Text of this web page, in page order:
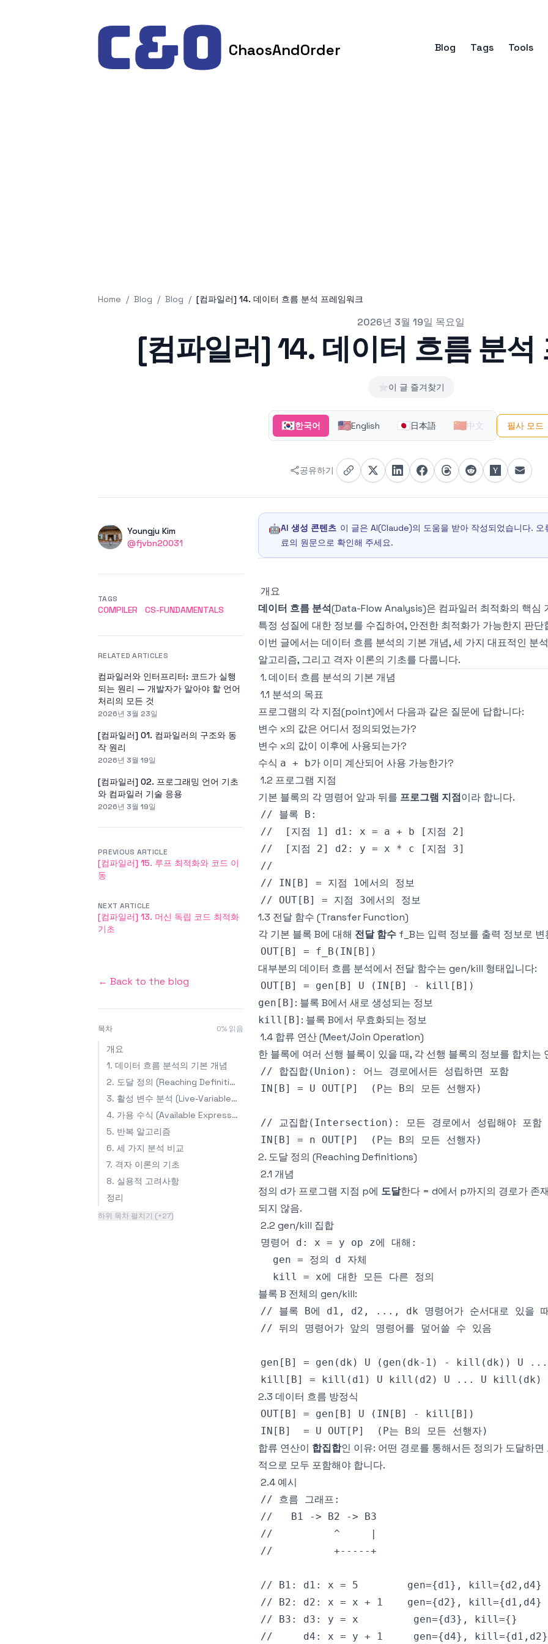
ChaosAndOrder Blog Tags Tools
Home / Blog / Blog / [컴파일러] 14. 데이터 흐름 분석 프레임워크
2026년 3월 19일 목요일
[컴파일러] 14. 데이터 흐름 분석
⭐이 글 즐겨찾기
🇰🇷한국어 🇺🇸English 🇯🇵日本語 🇨🇳中文 필사 모드
공유하기
AuthorsName
Youngju Kim
Twitter
@fjvbn20031
🤖AI 생성 콘텐츠 이 글은 AI(Claude)의 도움을 받아 작성되었습니다.
료의 원문으로 확인해 주세요.
개요
데이터 흐름 분석(Data-Flow Analysis)은 컴파일러 최적화의 핵심
특정 성질에 대한 정보를 수집하여, 안전한 최적화가 가능한지 판단
이번 글에서는 데이터 흐름 분석의 기본 개념, 세 가지 대표적인 분
알고리즘, 그리고 격자 이론의 기초를 다룹니다.
1. 데이터 흐름 분석의 기본 개념
1.1 분석의 목표
프로그램의 각 지점(point)에서 다음과 같은 질문에 답합니다:
변수 x의 값은 어디서 정의되었는가?
변수 x의 값이 이후에 사용되는가?
수식 a + b가 이미 계산되어 사용 가능한가?
1.2 프로그램 지점
기본 블록의 각 명령어 앞과 뒤를 프로그램 지점이라 합니다.
1.3 전달 함수 (Transfer Function)
각 기본 블록 B에 대해 전달 함수 f_B는 입력 정보를 출력 정보로 변
대부분의 데이터 흐름 분석에서 전달 함수는 gen/kill 형태입니다:
gen[B] : 블록 B에서 새로 생성되는 정보
kill[B] : 블록 B에서 무효화되는 정보
1.4 합류 연산 (Meet/Join Operation)
한 블록에 여러 선행 블록이 있을 때, 각 선행 블록의 정보를 합치는
2. 도달 정의 (Reaching Definitions)
2.1 개념
정의 d가 프로그램 지점 p에 도달한다 = d에서 p까지의 경로가 존
되지 않음.
2.2 gen/kill 집합
블록 B 전체의 gen/kill:
2.3 데이터 흐름 방정식
합류 연산이 합집합인 이유: 어떤 경로를 통해서든 정의가 도달하
적으로 모두 포함해야 합니다.
2.4 예시
TAGS
COMPILER CS-FUNDAMENTALS
RELATED ARTICLES
컴파일러와 인터프리터: 코드가 실행
되는 원리 — 개발자가 알아야 할 언어
처리의 모든 것
2026년 3월 23일
[컴파일러] 01. 컴파일러의 구조와 동
작 원리
2026년 3월 19일
[컴파일러] 02. 프로그래밍 언어 기초
와 컴파일러 기술 응용
2026년 3월 19일
PREVIOUS ARTICLE
[컴파일러] 15. 루프 최적화와 코드 이
동
NEXT ARTICLE
[컴파일러] 13. 머신 독립 코드 최적화
기초
← Back to the blog
목차 0% 읽음
개요
1. 데이터 흐름 분석의 기본 개념
2. 도달 정의 (Reaching Definitions)
3. 활성 변수 분석 (Live-Variable Analysis)
4. 가용 수식 (Available Expressions)
5. 반복 알고리즘
6. 세 가지 분석 비교
7. 격자 이론의 기초
8. 실용적 고려사항
정리
하위 목차 펼치기 (+27)